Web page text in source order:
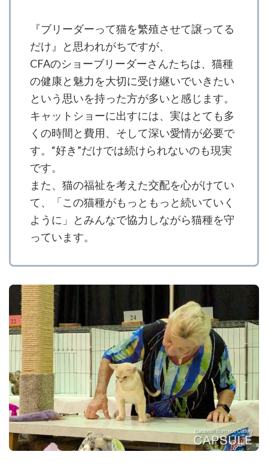
『ブリーダーって猫を繁殖させて譲ってる
だけ』と思われがちですが、
CFAのショーブリーダーさんたちは、猫種
の健康と魅力を大切に受け継いでいきたい
という思いを持った方が多いと感じます。
キャットショーに出すには、実はとても多
くの時間と費用、そして深い愛情が必要で
す。“好き”だけでは続けられないのも現実
です。
また、猫の福祉を考えた交配を心がけてい
て、「この猫種がもっともっと続いていく
ように」とみんなで協力しながら猫種を守
っています。